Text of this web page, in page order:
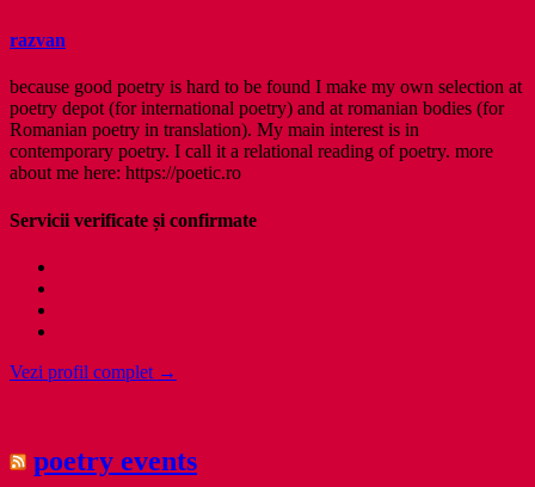
razvan
because good poetry is hard to be found I make my own selection at
poetry depot (for international poetry) and at romanian bodies (for
Romanian poetry in translation). My main interest is in
contemporary poetry. I call it a relational reading of poetry. more
about me here: https://poetic.ro
Servicii verificate și confirmate
Vezi profil complet →
poetry events